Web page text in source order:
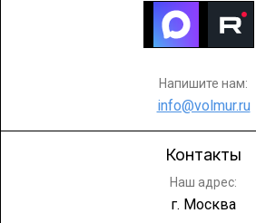
Напишите нам:
info@volmur.ru
Контакты
Наш адрес:
г. Москва